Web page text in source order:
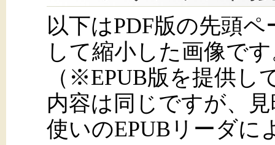
以下はPDF版の先頭
して縮小した画像で
（※EPUB版を提供し
内容は同じですが、
使いのEPUBリーダに